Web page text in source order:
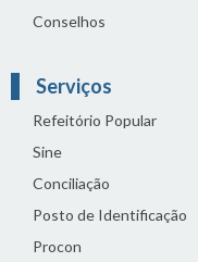
Conselhos
Serviços
Refeitório Popular
Sine
Conciliação
Posto de Identificação
Procon